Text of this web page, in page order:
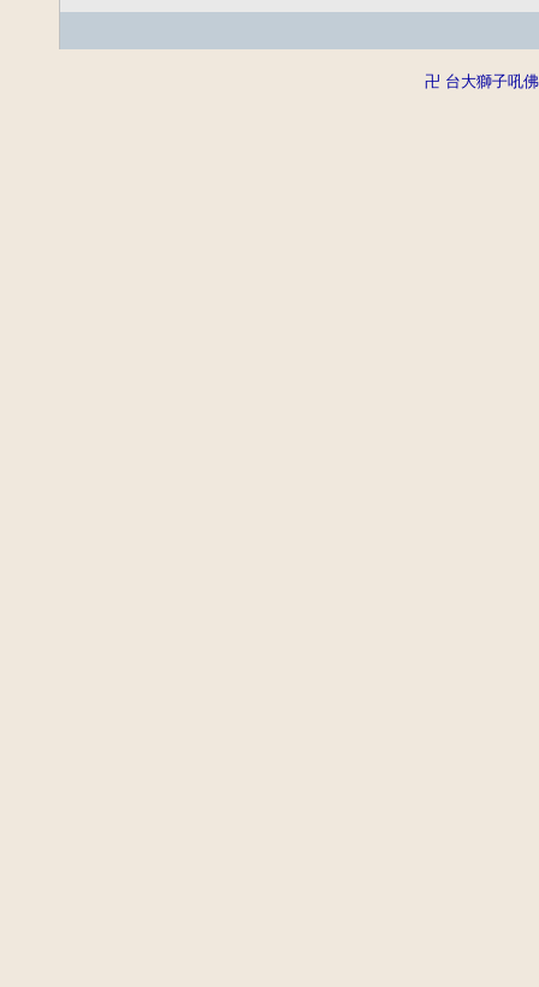
卍 台大獅子吼